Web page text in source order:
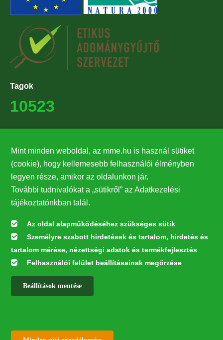
Tagok
10523
27224
Hírlevél feliratkozás
Értesüljön elsőként legfrissebb híreinkről, eseményeinkről!
Feliratkozás
Mint minden weboldal, az mme.hu is használ sütiket
(cookie), hogy kellemesebb felhasználói élményben
legyen része, amikor az oldalunkon jár.
További tudnivalókat a „sütikről” az Adatkezelési
tájékoztatónkban talál.
Az oldal alapműködéséhez szükséges sütik
Személyre szabott hirdetések és tartalom, hirdetés és
tartalom mérése, nézettségi adatok és termékfejlesztés
Felhasználói felület beállításainak megőrzése
Beállítások mentése